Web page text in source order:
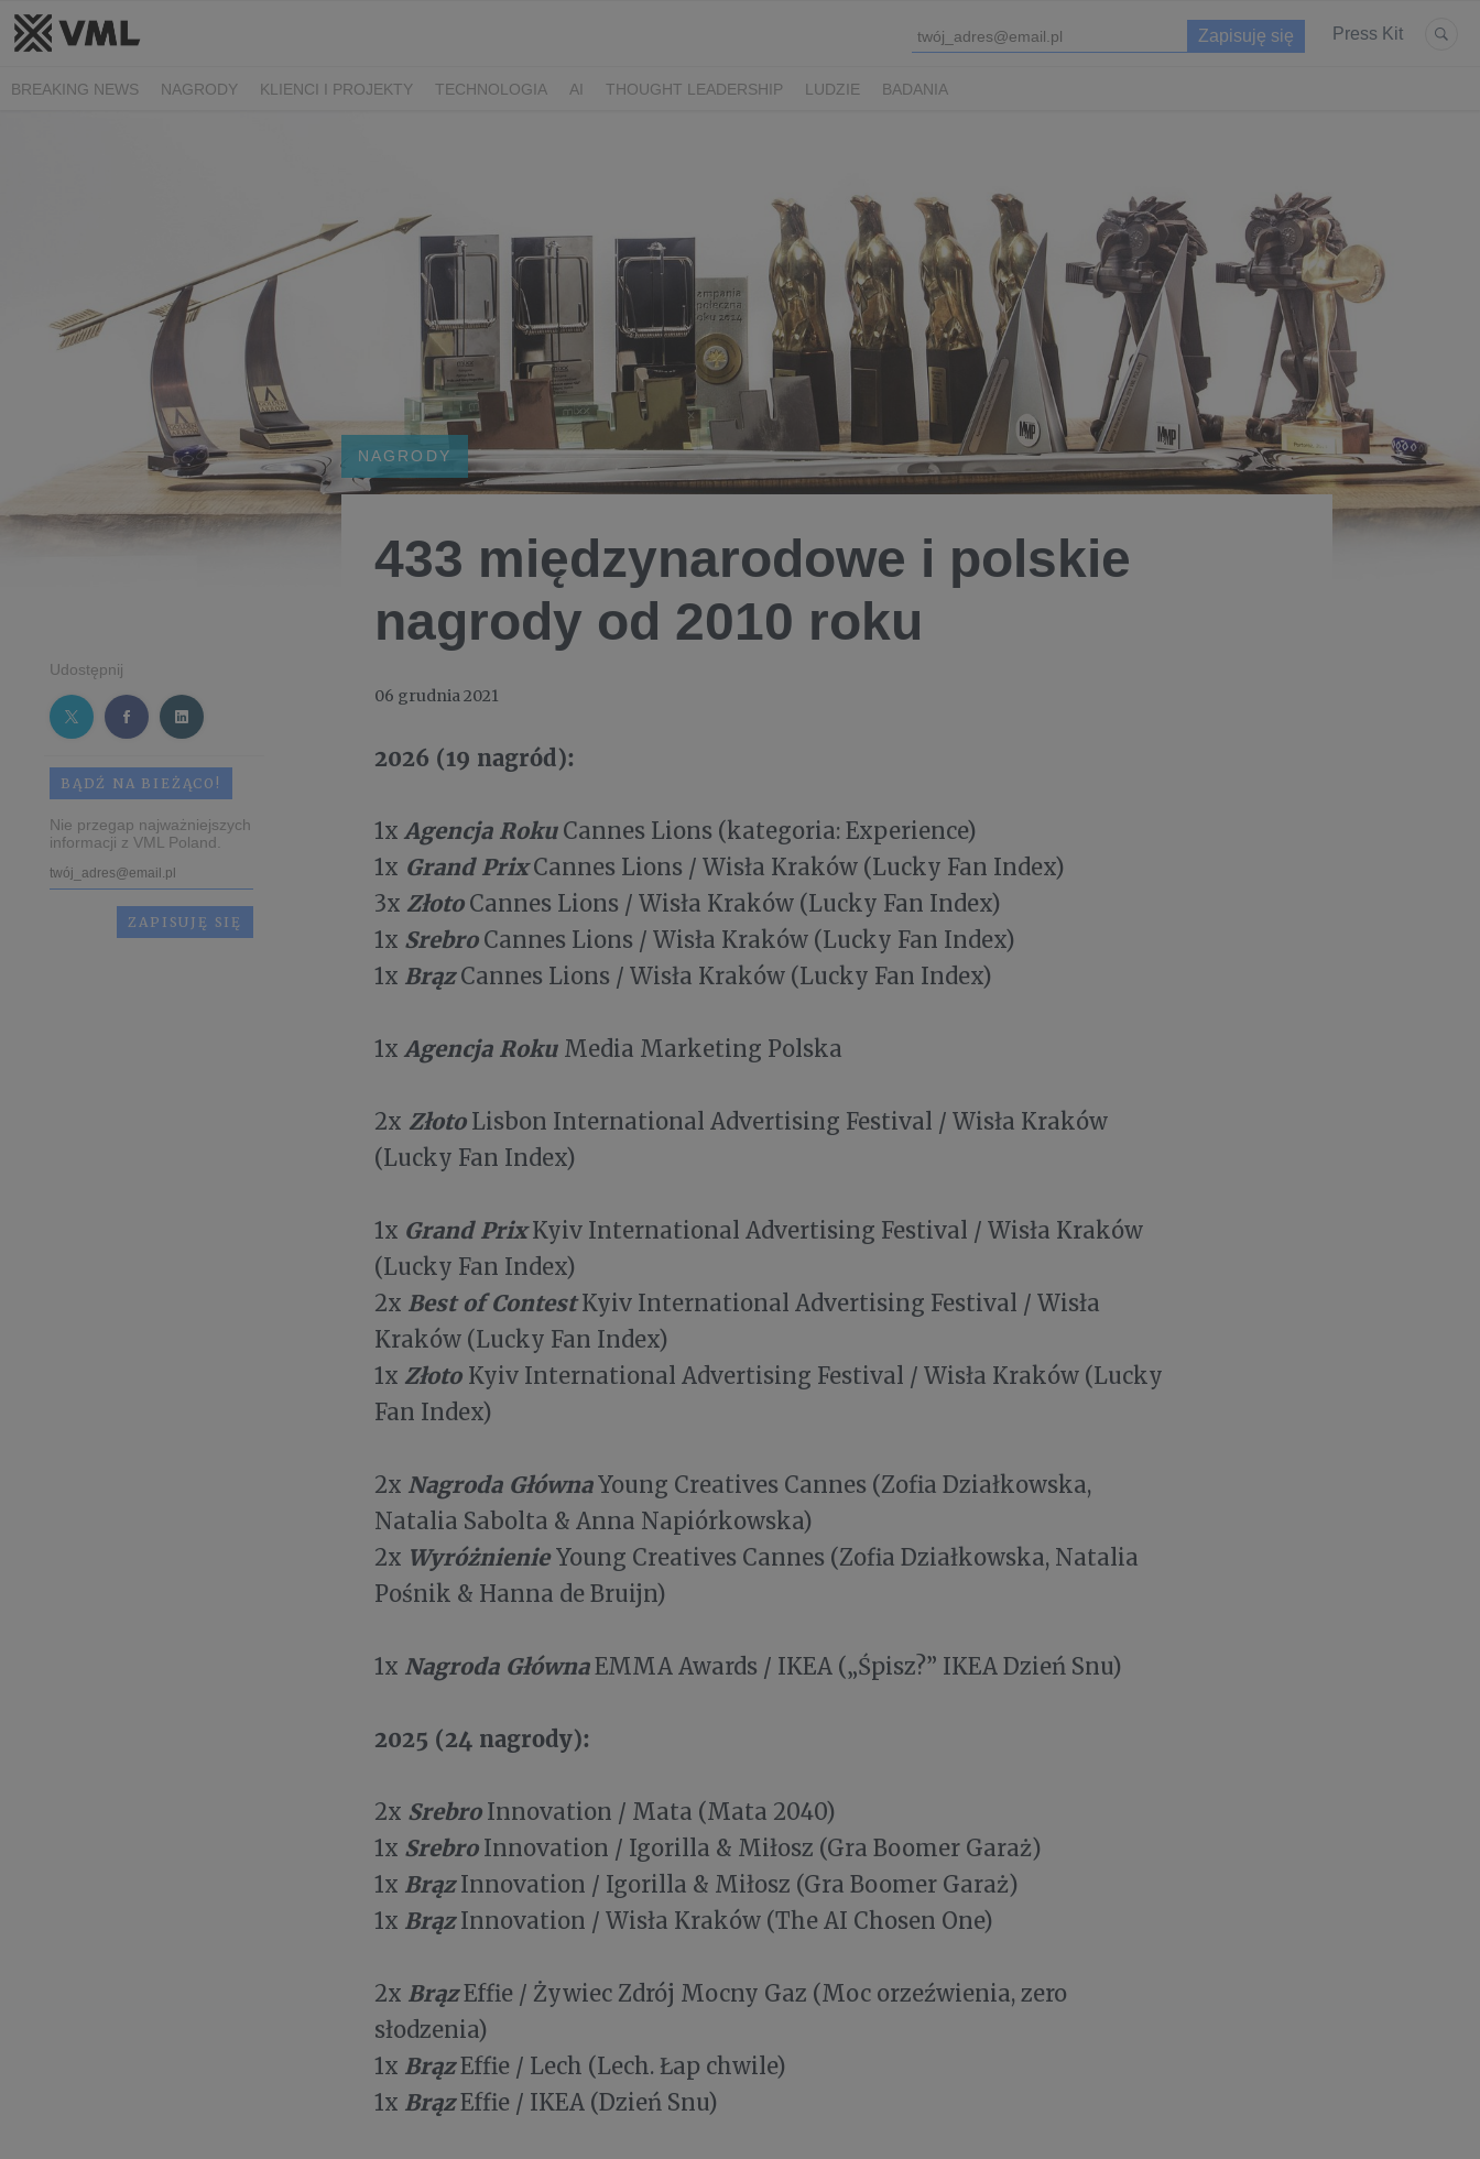
Press Kit
BREAKING NEWS NAGRODY KLIENCI I PROJEKTY TECHNOLOGIA AI THOUGHT LEADERSHIP LUDZIE BADANIA
Udostępnij
BĄDŹ NA BIEŻĄCO!
Nie przegap najważniejszych
informacji z VML Poland.
NAGRODY
433 międzynarodowe i polskie
nagrody od 2010 roku
06 grudnia 2021
2026 (19 nagród):
1x Agencja RokuCannes Lions (kategoria: Experience)
1x Grand PrixCannes Lions / Wisła Kraków (Lucky Fan Index)
3x ZłotoCannes Lions / Wisła Kraków (Lucky Fan Index)
1x SrebroCannes Lions / Wisła Kraków (Lucky Fan Index)
1x BrązCannes Lions / Wisła Kraków (Lucky Fan Index)
1x Agencja Roku Media Marketing Polska
2x ZłotoLisbon International Advertising Festival / Wisła Kraków
(Lucky Fan Index)
1x Grand PrixKyiv International Advertising Festival / Wisła Kraków
(Lucky Fan Index)
2x Best of ContestKyiv International Advertising Festival / Wisła
Kraków (Lucky Fan Index)
1x Złoto Kyiv International Advertising Festival / Wisła Kraków (Lucky
Fan Index)
2x Nagroda GłównaYoung Creatives Cannes (Zofia Działkowska,
Natalia Sabolta & Anna Napiórkowska)
2x WyróżnienieYoung Creatives Cannes (Zofia Działkowska, Natalia
Pośnik & Hanna de Bruijn)
1x Nagroda GłównaEMMA Awards / IKEA („Śpisz?” IKEA Dzień Snu)
2025 (24 nagrody):
2x SrebroInnovation / Mata (Mata 2040)
1x SrebroInnovation / Igorilla & Miłosz (Gra Boomer Garaż)
1x BrązInnovation / Igorilla & Miłosz (Gra Boomer Garaż)
1x BrązInnovation / Wisła Kraków (The AI Chosen One)
2x BrązEffie / Żywiec Zdrój Mocny Gaz (Moc orzeźwienia, zero
słodzenia)
1x BrązEffie / Lech (Lech. Łap chwile)
1x BrązEffie / IKEA (Dzień Snu)